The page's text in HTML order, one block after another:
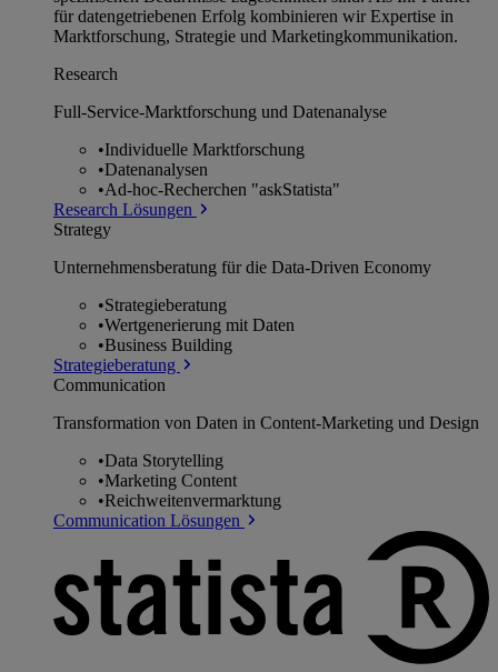
für datengetriebenen Erfolg kombinieren wir Expertise in
Marktforschung, Strategie und Marketingkommunikation.
Research
Full-Service-Marktforschung und Datenanalyse
•Individuelle Marktforschung
•Datenanalysen
•Ad-hoc-Recherchen "askStatista"
Research Lösungen
Strategy
Unternehmens­beratung für die Data-Driven Economy
•Strategieberatung
•Wertgenerierung mit Daten
•Business Building
Strategieberatung
Communication
Transformation von Daten in Content-Marketing und Design
•Data Storytelling
•Marketing Content
•Reichweitenvermarktung
Communication Lösungen